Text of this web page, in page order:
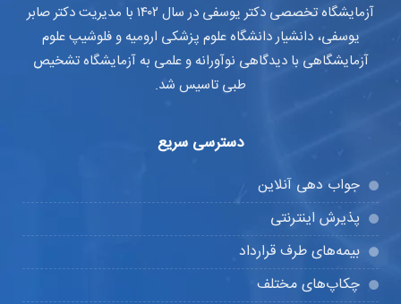
آزمایشگاه تخصصی دکتر یوسفی در سال ۱۴۰۲ با مدیریت دکتر صابر
یوسفی، دانشیار دانشگاه علوم پزشکی ارومیه و فلوشیپ علوم
آزمایشگاهی با دیدگاهی نوآورانه و علمی به آزمایشگاه تشخیص
طبی تاسیس شد.
دسترسی سریع
جواب دهی آنلاین
پذیرش اینترنتی
بیمه‌های طرف قرارداد
چکاپ‌های مختلف